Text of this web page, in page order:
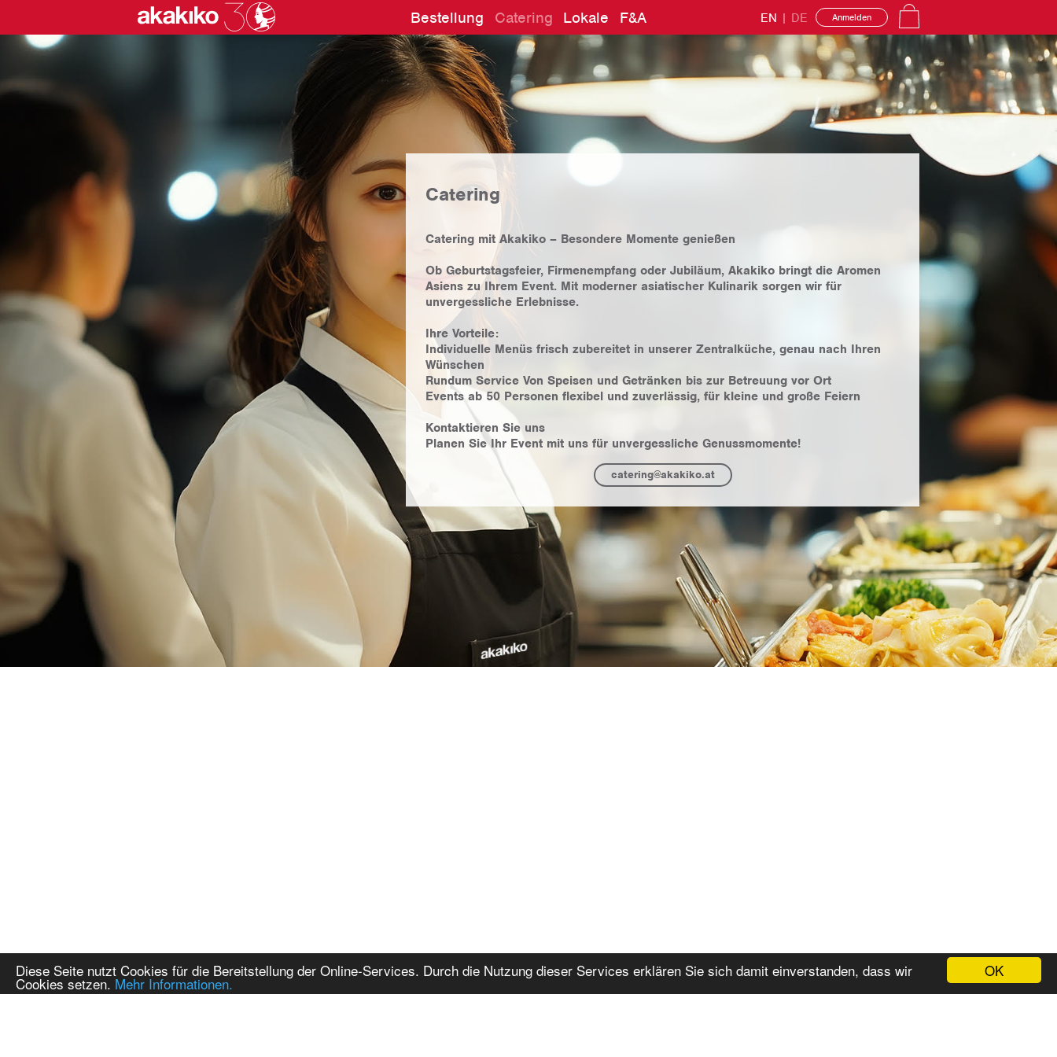
OK
Diese Seite nutzt Cookies für die Bereitstellung der Online-Services. Durch die Nutzung dieser Services erklären Sie sich damit einverstanden, dass wir
Cookies setzen. Mehr Informationen.
Bestellung Catering Lokale F&A EN | DE Anmelden
Catering
Catering mit Akakiko – Besondere Momente genießen
Ob Geburtstagsfeier, Firmenempfang oder Jubiläum, Akakiko bringt die Aromen
Asiens zu Ihrem Event. Mit moderner asiatischer Kulinarik sorgen wir für
unvergessliche Erlebnisse.
Ihre Vorteile:
Individuelle Menüs frisch zubereitet in unserer Zentralküche, genau nach Ihren
Wünschen
Rundum Service Von Speisen und Getränken bis zur Betreuung vor Ort
Events ab 50 Personen flexibel und zuverlässig, für kleine und große Feiern
Kontaktieren Sie uns
Planen Sie Ihr Event mit uns für unvergessliche Genussmomente!
catering@akakiko.at